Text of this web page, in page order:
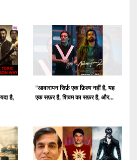
है,
"आवारापन सिर्फ़ एक फ़िल्म नहीं है, यह
एक सफ़र है, शिवम का सफ़र है, और...